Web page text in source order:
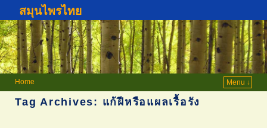
สมุนไพรไทย
Home Menu ↓
Tag Archives: แก้ฝีหรือแผลเรื้อรัง